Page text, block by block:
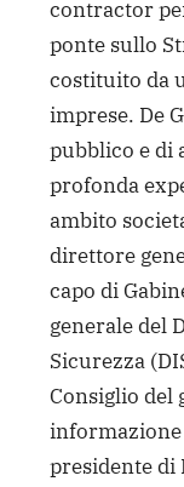
contractor
ponte sullo
costituito da
imprese. De
pubblico e di
profonda
ambito
direttore
capo di
generale del
Sicurezza
Consiglio del
informazione
presidente di